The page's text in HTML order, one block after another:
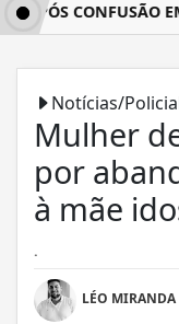
CONFUSÃO EM
Notícias/
Mulher
por
à mãe
.
LÉO MIRANDA